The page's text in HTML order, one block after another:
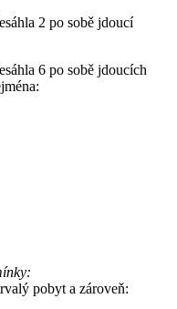
2 po sobě jdoucí
6 po sobě jdoucích
pobyt a zároveň: